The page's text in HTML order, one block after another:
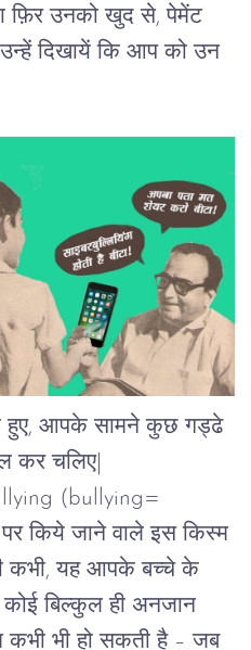
फ़िर उनको खुद से, पेमेंट
दिखायें कि आप को उन
हुए, आपके सामने कुछ गड्ढे
कर चलिए|
(bullying=
पर किये जाने वाले इस किस्म
कभी, यह आपके बच्चे के
कोई बिल्कुल ही अनजान
भी हो सकती है – जब